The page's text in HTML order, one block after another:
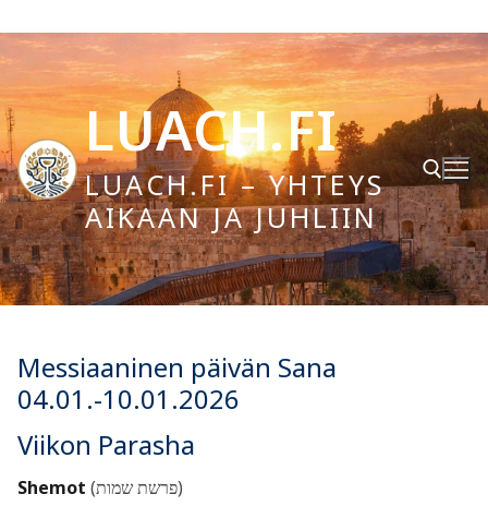
Hyppää
sisältöön
LUACH.FI
LUACH.FI – YHTEYS
AIKAAN JA JUHLIIN
Hae:
Messiaaninen päivän Sana
04.01.-10.01.2026
Viikon Parasha
Shemot (פרשת שמות)